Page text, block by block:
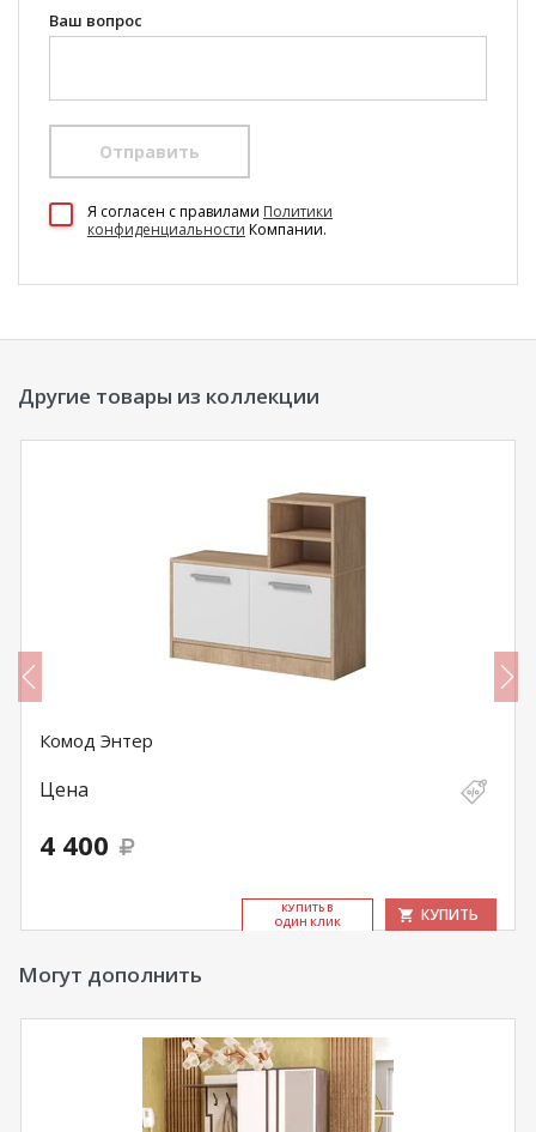
Ваш вопрос
Отправить
Я согласен c правилами Политики
конфиденциальности Компании.
Другие товары из коллекции
Комод Энтер
Цена
4 400
КУ­ПИТЬ В
ОДИН КЛИК
КУПИТЬ
Могут дополнить